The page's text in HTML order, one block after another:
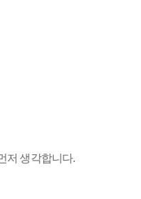
저 생각합니다.